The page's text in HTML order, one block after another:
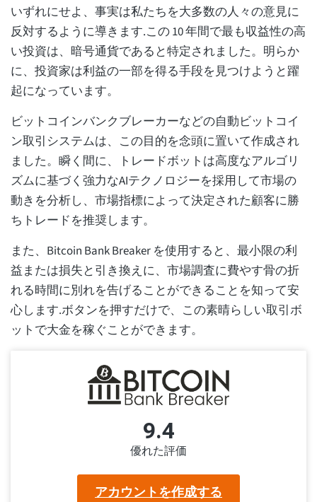
いずれにせよ、事実は私たちを大多数の人々の意見に
反対するように導きます.この 10 年間で最も収益性の高
い投資は、暗号通貨であると特定されました。明らか
に、投資家は利益の一部を得る手段を見つけようと躍
起になっています。
ビットコインバンクブレーカーなどの自動ビットコイ
ン取引システムは、この目的を念頭に置いて作成され
ました。瞬く間に、トレードボットは高度なアルゴリ
ズムに基づく強力なAIテクノロジーを採用して市場の
動きを分析し、市場指標によって決定された顧客に勝
ちトレードを推奨します。
また、Bitcoin Bank Breaker を使用すると、最小限の利
益または損失と引き換えに、市場調査に費やす骨の折
れる時間に別れを告げることができることを知って安
心します.ボタンを押すだけで、この素晴らしい取引ボ
ットで大金を稼ぐことができます。
9.4
優れた評価
アカウントを作成する